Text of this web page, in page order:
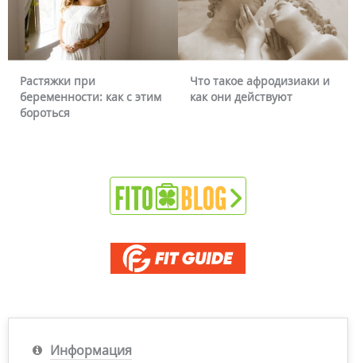
Растяжки при
беременности: как с этим
бороться
Что такое афродизиаки и
как они действуют
Информация